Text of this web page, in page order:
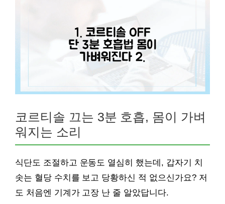
코르티솔 끄는 3분 호흡, 몸이 가벼
워지는 소리
식단도 조절하고 운동도 열심히 했는데, 갑자기 치
솟는 혈당 수치를 보고 당황하신 적 없으신가요? 저
도 처음엔 기계가 고장 난 줄 알았답니다.